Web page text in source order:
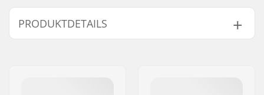
Finde Produkte die kompatibel sind mit Native
125mm Stunt Scooter Fender:
PRODUKTDETAILS